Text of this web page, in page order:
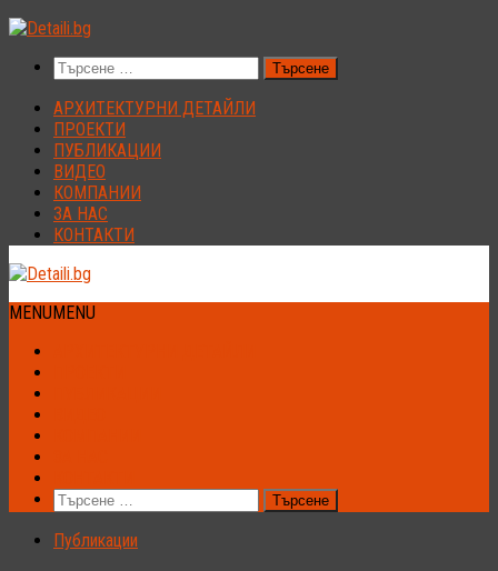
Към
Търсене
за:
АРХИТЕКТУРНИ ДЕТАЙЛИ
ПРОЕКТИ
ПУБЛИКАЦИИ
ВИДЕО
КОМПАНИИ
ЗА НАС
КОНТАКТИ
MENUMENU
Търсене
за:
Публикации